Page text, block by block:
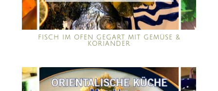
FISCH IM OFEN GEGART MIT GEMÜSE &
KORIANDER